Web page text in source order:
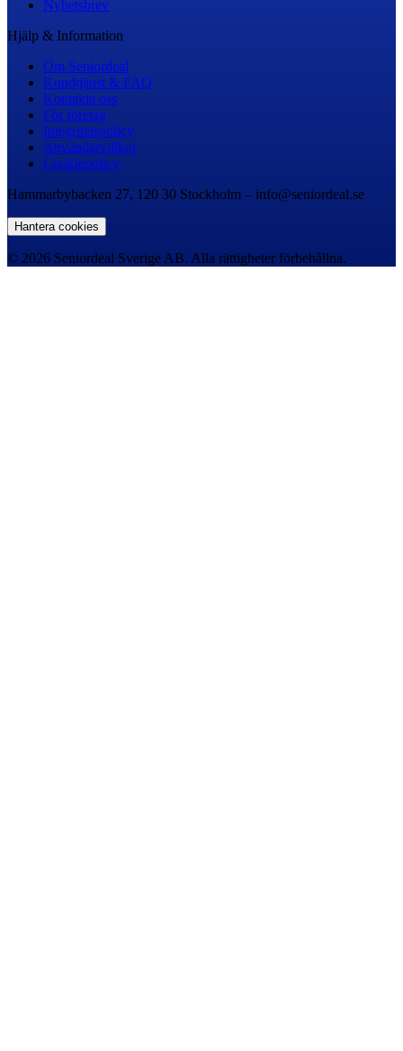
Nyhetsbrev
Hjälp & Information
Om Seniordeal
Kundtjänst & FAQ
Kontakta oss
För företag
Integritetspolicy
Användarvillkor
Cookiepolicy
Hammarbybacken 27, 120 30 Stockholm – info@seniordeal.se
Hantera cookies
© 2026 Seniordeal Sverige AB. Alla rättigheter förbehållna.